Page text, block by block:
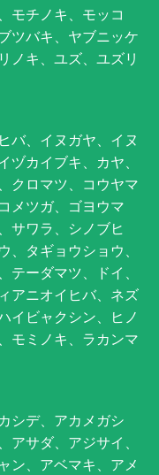
モチノキ、モッコ
ツバキ、ヤブニッケ
ノキ、ユズ、ユズリ
バ、イヌガヤ、イヌ
カイブキ、カヤ、
クロマツ、コウヤマ
メツガ、ゴヨウマ
サワラ、シノブヒ
タギョウショウ、
ーダマツ、ドイ、
アニオイヒバ、ネズ
イビャクシン、ヒノ
モミノキ、ラカンマ
シデ、アカメガシ
サダ、アジサイ、
ン、アベマキ、アメ